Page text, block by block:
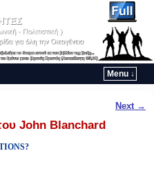
Menu ↓
Next →
John Blanchard